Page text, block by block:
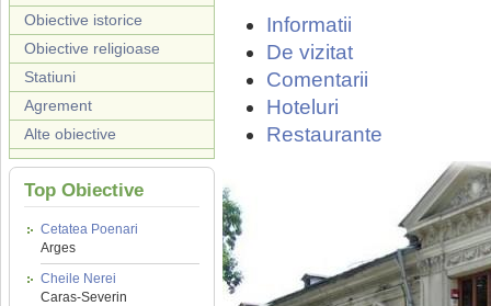
Obiective istorice
Obiective religioase
Statiuni
Agrement
Alte obiective
Top Obiective
Cetatea Poenari
Arges
Cheile Nerei
Caras-Severin
Informatii
De vizitat
Comentarii
Hoteluri
Restaurante